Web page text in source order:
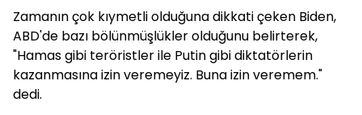
Zamanın çok kıymetli olduğuna dikkati çeken Biden,
ABD'de bazı bölünmüşlükler olduğunu belirterek,
"Hamas gibi teröristler ile Putin gibi diktatörlerin
kazanmasına izin veremeyiz. Buna izin veremem."
dedi.